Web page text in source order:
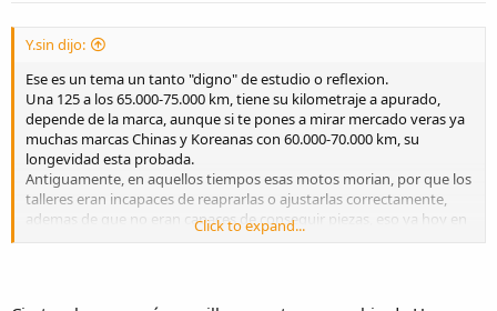
Y.sin dijo:
Ese es un tema un tanto "digno" de estudio o reflexion.
Una 125 a los 65.000-75.000 km, tiene su kilometraje a apurado,
depende de la marca, aunque si te pones a mirar mercado veras ya
muchas marcas Chinas y Koreanas con 60.000-70.000 km, su
longevidad esta probada.
Antiguamente, en aquellos tiempos esas motos morian, por que los
talleres eran incapaces de reaprarlas o ajustarlas correctamente,
ademas de que no eran capaces de conseguir piezas, eso ya hoy en
Click to expand...